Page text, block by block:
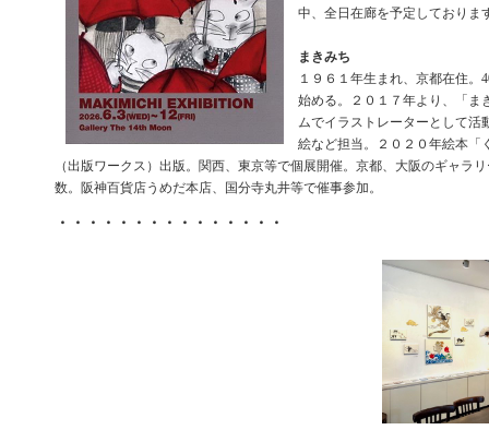
中、全日在廊を予定しておりま
まきみち
１９６１年生まれ、京都在住。
始める。２０１７年より、「ま
ムでイラストレーターとして活
絵など担当。２０２０年絵本「
（出版ワークス）出版。関西、東京等で個展開催。京都、大阪のギャラ
数。阪神百貨店うめだ本店、国分寺丸井等で催事参加。
・・・・・・・・・・・・・・・